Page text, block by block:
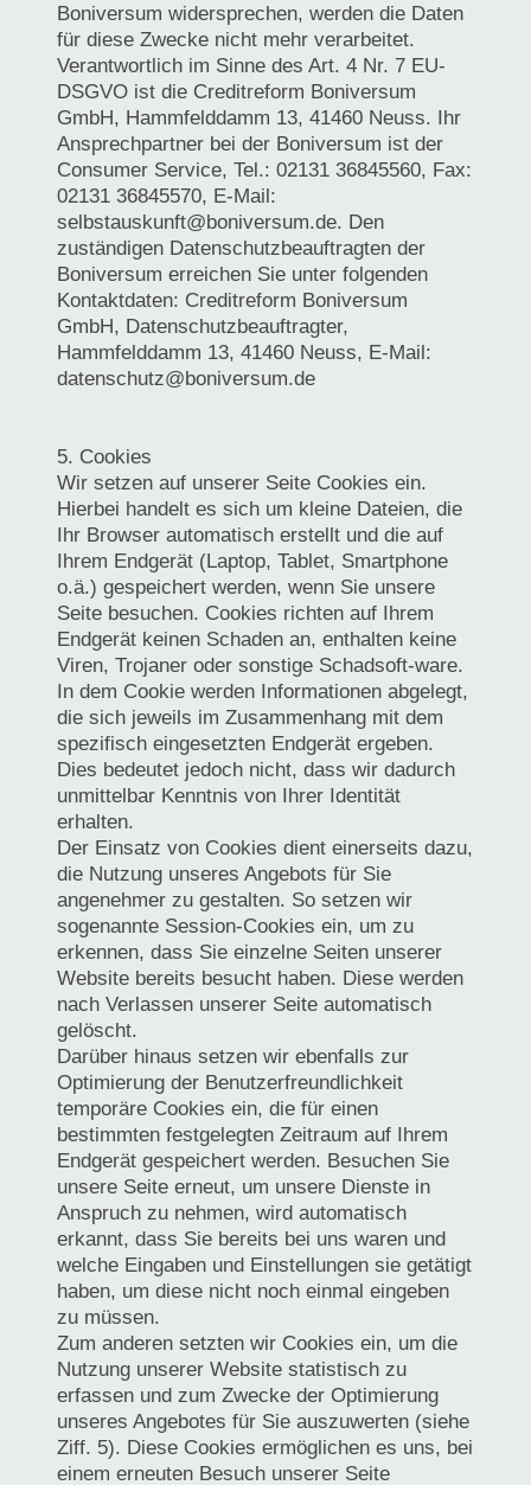
Boniversum widersprechen, werden die Daten
für diese Zwecke nicht mehr verarbeitet.
Verantwortlich im Sinne des Art. 4 Nr. 7 EU-
DSGVO ist die Creditreform Boniversum
GmbH, Hammfelddamm 13, 41460 Neuss. Ihr
Ansprechpartner bei der Boniversum ist der
Consumer Service, Tel.: 02131 36845560, Fax:
02131 36845570, E-Mail:
selbstauskunft@boniversum.de. Den
zuständigen Datenschutzbeauftragten der
Boniversum erreichen Sie unter folgenden
Kontaktdaten: Creditreform Boniversum
GmbH, Datenschutzbeauftragter,
Hammfelddamm 13, 41460 Neuss, E-Mail:
datenschutz@boniversum.de
5. Cookies
Wir setzen auf unserer Seite Cookies ein.
Hierbei handelt es sich um kleine Dateien, die
Ihr Browser automatisch erstellt und die auf
Ihrem Endgerät (Laptop, Tablet, Smartphone
o.ä.) gespeichert werden, wenn Sie unsere
Seite besuchen. Cookies richten auf Ihrem
Endgerät keinen Schaden an, enthalten keine
Viren, Trojaner oder sonstige Schadsoft-ware.
In dem Cookie werden Informationen abgelegt,
die sich jeweils im Zusammenhang mit dem
spezifisch eingesetzten Endgerät ergeben.
Dies bedeutet jedoch nicht, dass wir dadurch
unmittelbar Kenntnis von Ihrer Identität
erhalten.
Der Einsatz von Cookies dient einerseits dazu,
die Nutzung unseres Angebots für Sie
angenehmer zu gestalten. So setzen wir
sogenannte Session-Cookies ein, um zu
erkennen, dass Sie einzelne Seiten unserer
Website bereits besucht haben. Diese werden
nach Verlassen unserer Seite automatisch
gelöscht.
Darüber hinaus setzen wir ebenfalls zur
Optimierung der Benutzerfreundlichkeit
temporäre Cookies ein, die für einen
bestimmten festgelegten Zeitraum auf Ihrem
Endgerät gespeichert werden. Besuchen Sie
unsere Seite erneut, um unsere Dienste in
Anspruch zu nehmen, wird automatisch
erkannt, dass Sie bereits bei uns waren und
welche Eingaben und Einstellungen sie getätigt
haben, um diese nicht noch einmal eingeben
zu müssen.
Zum anderen setzten wir Cookies ein, um die
Nutzung unserer Website statistisch zu
erfassen und zum Zwecke der Optimierung
unseres Angebotes für Sie auszuwerten (siehe
Ziff. 5). Diese Cookies ermöglichen es uns, bei
einem erneuten Besuch unserer Seite